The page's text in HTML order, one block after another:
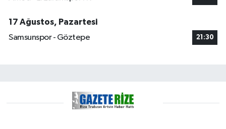
17 Ağustos, Pazartesi
Samsunspor - Göztepe
21:30